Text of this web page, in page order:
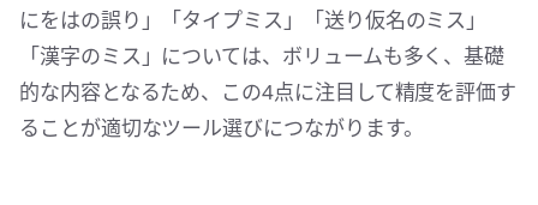
にをはの誤り」「タイプミス」「送り仮名のミス」
「漢字のミス」については、ボリュームも多く、基礎
的な内容となるため、この4点に注目して精度を評価す
ることが適切なツール選びにつながります。